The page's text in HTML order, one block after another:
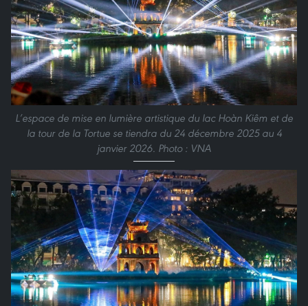
L’espace de mise en lumière artistique du lac Hoàn Kiêm et de
la tour de la Tortue se tiendra du 24 décembre 2025 au 4
janvier 2026. Photo : VNA